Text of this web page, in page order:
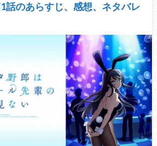
話のあらすじ、感想、ネタバレ